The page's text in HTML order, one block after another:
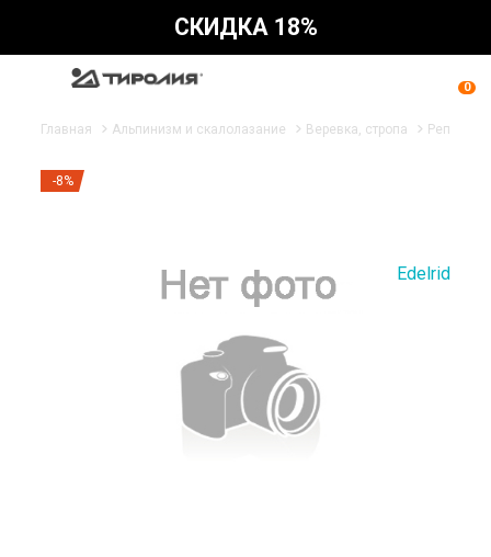
СКИДКА 18%
0
Главная Альпинизм и скалолазание Веревка, стропа Репшнур
-8%
Edelrid